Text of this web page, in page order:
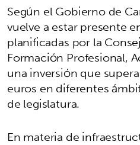
Según el Gobierno de
vuelve a estar presente
planificadas por la
Formación Profesional,
una inversión que
euros en diferentes
de legislatura.
En materia de